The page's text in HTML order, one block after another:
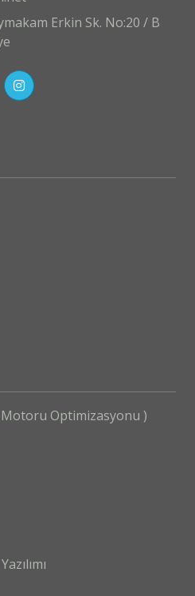
Erkin Sk. No:20 / B
Motoru Optimizasyonu )